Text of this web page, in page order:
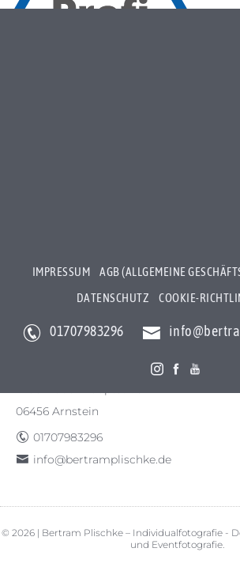
IMPRESSUM
AGB (ALLGEMEINE
DATENSCHUTZ
COOKIE-
01707983296
Bertram Plischke Individualfotografie
06456 Arnstein
01707983296
info@bertramplischke.de
© 2026 | Bertram Plischke – Individualfotografie -
und Eventfotografie.